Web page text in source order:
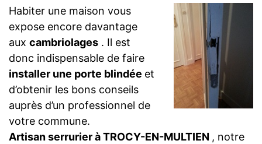
Habiter une maison vous
expose encore davantage
aux cambriolages . Il est
donc indispensable de faire
installer une porte blindée et
d’obtenir les bons conseils
auprès d’un professionnel de
votre commune.
Artisan serrurier à TROCY-EN-MULTIEN , notre